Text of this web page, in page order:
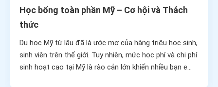
Học bổng toàn phần Mỹ – Cơ hội và Thách
thức
Du học Mỹ từ lâu đã là ước mơ của hàng triệu học sinh,
sinh viên trên thế giới. Tuy nhiên, mức học phí và chi phí
sinh hoạt cao tại Mỹ là rào cản lớn khiến nhiều bạn e